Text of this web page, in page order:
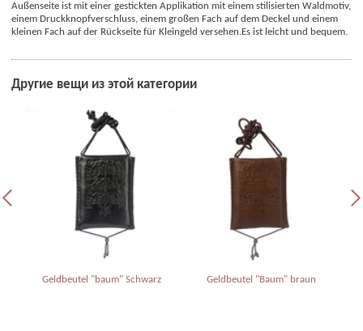
Außenseite ist mit einer gestickten Applikation mit einem stilisierten Waldmotiv,
einem Druckknopfverschluss, einem großen Fach auf dem Deckel und einem
kleinen Fach auf der Rückseite für Kleingeld versehen.Es ist leicht und bequem.
Другие вещи из этой категории
Geldbeutel "baum" Schwarz Geldbeutel "Baum" braun